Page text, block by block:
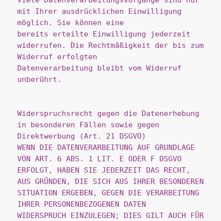
mit Ihrer ausdrücklichen Einwilligung
möglich. Sie können eine
bereits erteilte Einwilligung jederzeit
widerrufen. Die Rechtmäßigkeit der bis zum
Widerruf erfolgten
Datenverarbeitung bleibt vom Widerruf
unberührt.
Widerspruchsrecht gegen die Datenerhebung
in besonderen Fällen sowie gegen
Direktwerbung (Art. 21 DSGVO)
WENN DIE DATENVERARBEITUNG AUF GRUNDLAGE
VON ART. 6 ABS. 1 LIT. E ODER F DSGVO
ERFOLGT, HABEN SIE JEDERZEIT DAS RECHT,
AUS GRÜNDEN, DIE SICH AUS IHRER BESONDEREN
SITUATION ERGEBEN, GEGEN DIE VERARBEITUNG
IHRER PERSONENBEZOGENEN DATEN
WIDERSPRUCH EINZULEGEN; DIES GILT AUCH FÜR